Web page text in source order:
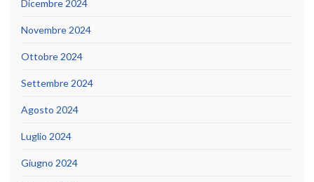
Dicembre 2024
Novembre 2024
Ottobre 2024
Settembre 2024
Agosto 2024
Luglio 2024
Giugno 2024